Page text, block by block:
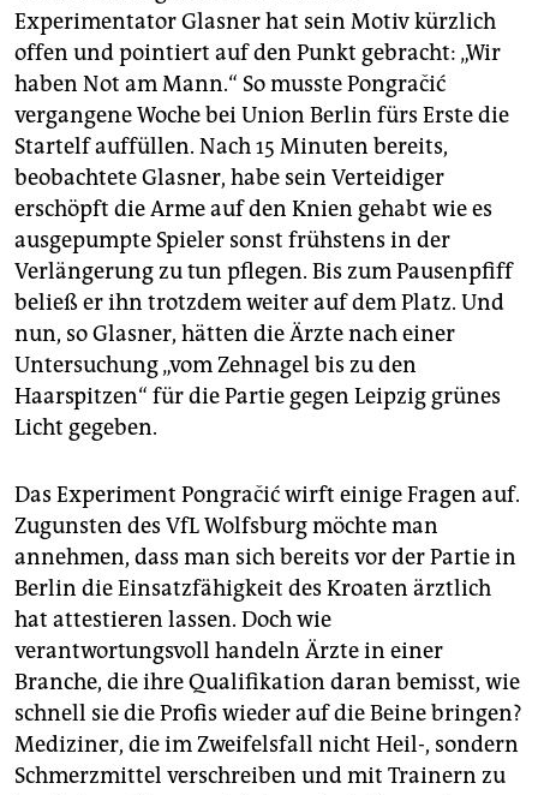
Experimentator Glasner hat sein Motiv kürzlich
offen und pointiert auf den Punkt gebracht: „Wir
haben Not am Mann.“ So musste Pongračić
vergangene Woche bei Union Berlin fürs Erste die
Startelf auffüllen. Nach 15 Minuten bereits,
beobachtete Glasner, habe sein Verteidiger
erschöpft die Arme auf den Knien gehabt wie es
ausgepumpte Spieler sonst frühstens in der
Verlängerung zu tun pflegen. Bis zum Pausenpfiff
beließ er ihn trotzdem weiter auf dem Platz. Und
nun, so Glasner, hätten die Ärzte nach einer
Untersuchung „vom Zehnagel bis zu den
Haarspitzen“ für die Partie gegen Leipzig grünes
Licht gegeben.
Das Experiment Pongračić wirft einige Fragen auf.
Zugunsten des VfL Wolfsburg möchte man
annehmen, dass man sich bereits vor der Partie in
Berlin die Einsatzfähigkeit des Kroaten ärztlich
hat attestieren lassen. Doch wie
verantwortungsvoll handeln Ärzte in einer
Branche, die ihre Qualifikation daran bemisst, wie
schnell sie die Profis wieder auf die Beine bringen?
Mediziner, die im Zweifelsfall nicht Heil-, sondern
Schmerzmittel verschreiben und mit Trainern zu